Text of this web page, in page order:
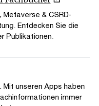
Metaverse & CSRD-
Entdecken Sie die
Publikationen.
Mit unseren Apps haben
immer